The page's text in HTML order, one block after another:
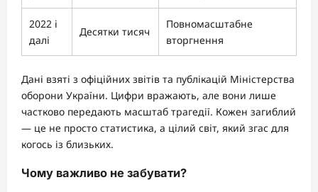
2022 і
далі
Десятки тисяч
Повномасштабне
вторгнення
Дані взяті з офіційних звітів та публікацій Міністерства
оборони України. Цифри вражають, але вони лише
частково передають масштаб трагедії. Кожен загиблий
— це не просто статистика, а цілий світ, який згас для
когось із близьких.
Чому важливо не забувати?